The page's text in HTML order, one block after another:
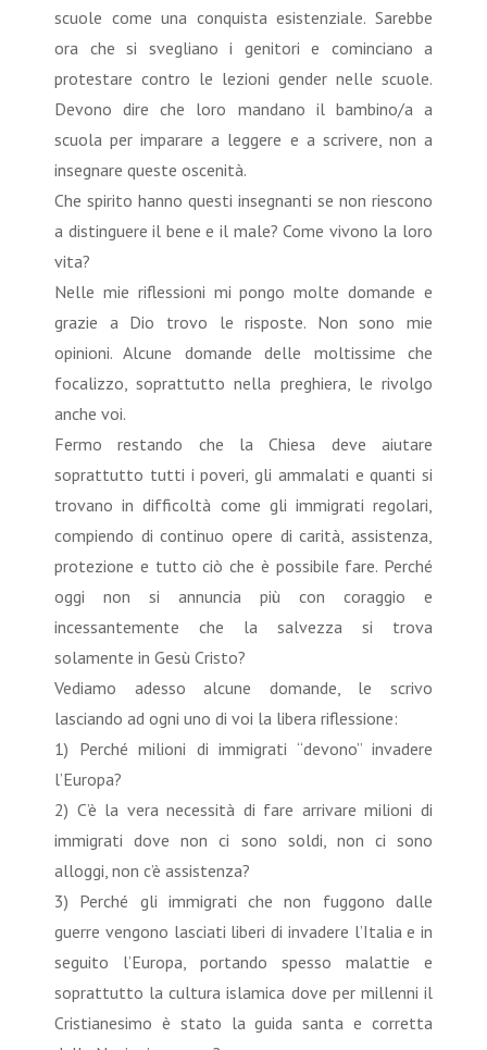
scuole come una conquista esistenziale. Sarebbe
ora che si svegliano i genitori e cominciano a
protestare contro le lezioni gender nelle scuole.
Devono dire che loro mandano il bambino/a a
scuola per imparare a leggere e a scrivere, non a
insegnare queste oscenità.
Che spirito hanno questi insegnanti se non riescono
a distinguere il bene e il male? Come vivono la loro
vita?
Nelle mie riflessioni mi pongo molte domande e
grazie a Dio trovo le risposte. Non sono mie
opinioni. Alcune domande delle moltissime che
focalizzo, soprattutto nella preghiera, le rivolgo
anche voi.
Fermo restando che la Chiesa deve aiutare
soprattutto tutti i poveri, gli ammalati e quanti si
trovano in difficoltà come gli immigrati regolari,
compiendo di continuo opere di carità, assistenza,
protezione e tutto ciò che è possibile fare. Perché
oggi non si annuncia più con coraggio e
incessantemente che la salvezza si trova
solamente in Gesù Cristo?
Vediamo adesso alcune domande, le scrivo
lasciando ad ogni uno di voi la libera riflessione:
1) Perché milioni di immigrati “devono” invadere
l’Europa?
2) C’è la vera necessità di fare arrivare milioni di
immigrati dove non ci sono soldi, non ci sono
alloggi, non c’è assistenza?
3) Perché gli immigrati che non fuggono dalle
guerre vengono lasciati liberi di invadere l’Italia e in
seguito l’Europa, portando spesso malattie e
soprattutto la cultura islamica dove per millenni il
Cristianesimo è stato la guida santa e corretta